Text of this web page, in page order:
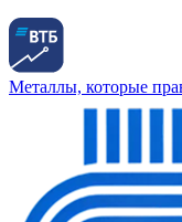
Металлы, которые